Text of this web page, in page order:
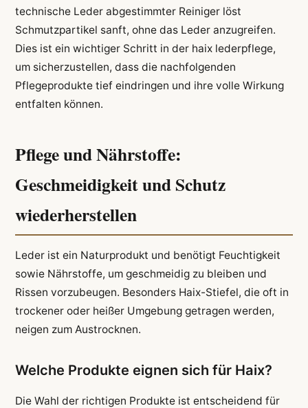
technische Leder abgestimmter Reiniger löst
Schmutzpartikel sanft, ohne das Leder anzugreifen.
Dies ist ein wichtiger Schritt in der haix lederpflege,
um sicherzustellen, dass die nachfolgenden
Pflegeprodukte tief eindringen und ihre volle Wirkung
entfalten können.
Pflege und Nährstoffe:
Geschmeidigkeit und Schutz
wiederherstellen
Leder ist ein Naturprodukt und benötigt Feuchtigkeit
sowie Nährstoffe, um geschmeidig zu bleiben und
Rissen vorzubeugen. Besonders Haix-Stiefel, die oft in
trockener oder heißer Umgebung getragen werden,
neigen zum Austrocknen.
Welche Produkte eignen sich für Haix?
Die Wahl der richtigen Produkte ist entscheidend für